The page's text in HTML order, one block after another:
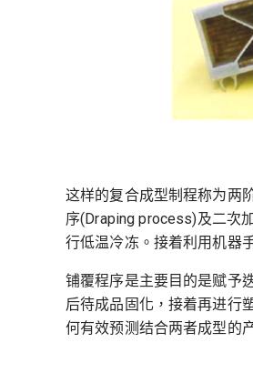
这样的复合成型制程称为两
序(Draping process)及二次
行低温冷冻。接着利用机器
铺覆程序是主要目的是赋予
后待成品固化，接着再进行
何有效预测结合两者成型的